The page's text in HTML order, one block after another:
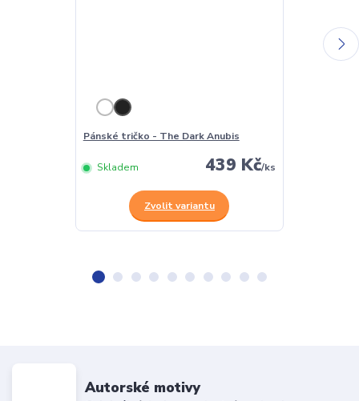
Pánské tričko - The Dark Anubis
439 Kč/ks
Skladem
Zvolit variantu
Autorské motivy